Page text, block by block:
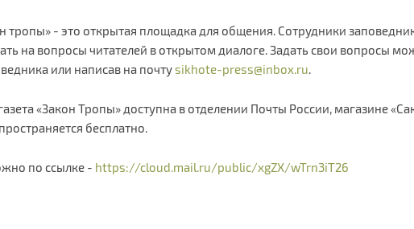
тропы» - это открытая площадка для общения. Сотрудники
на вопросы читателей в открытом диалоге. Задать свои вопросы
или написав на почтуsikhote-press@inbox.ru.
«Закон Тропы» доступна в отделении Почты России, магазине
бесплатно.
по ссылке - https://cloud.mail.ru/public/xgZX/wTrn3iT26